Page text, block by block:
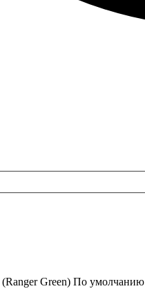
(Ranger Green) По умолчанию